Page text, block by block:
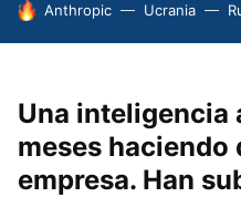
HOY SE HABLA DE
Anthropic Ucrania
Una
meses haciendo
empresa. Han